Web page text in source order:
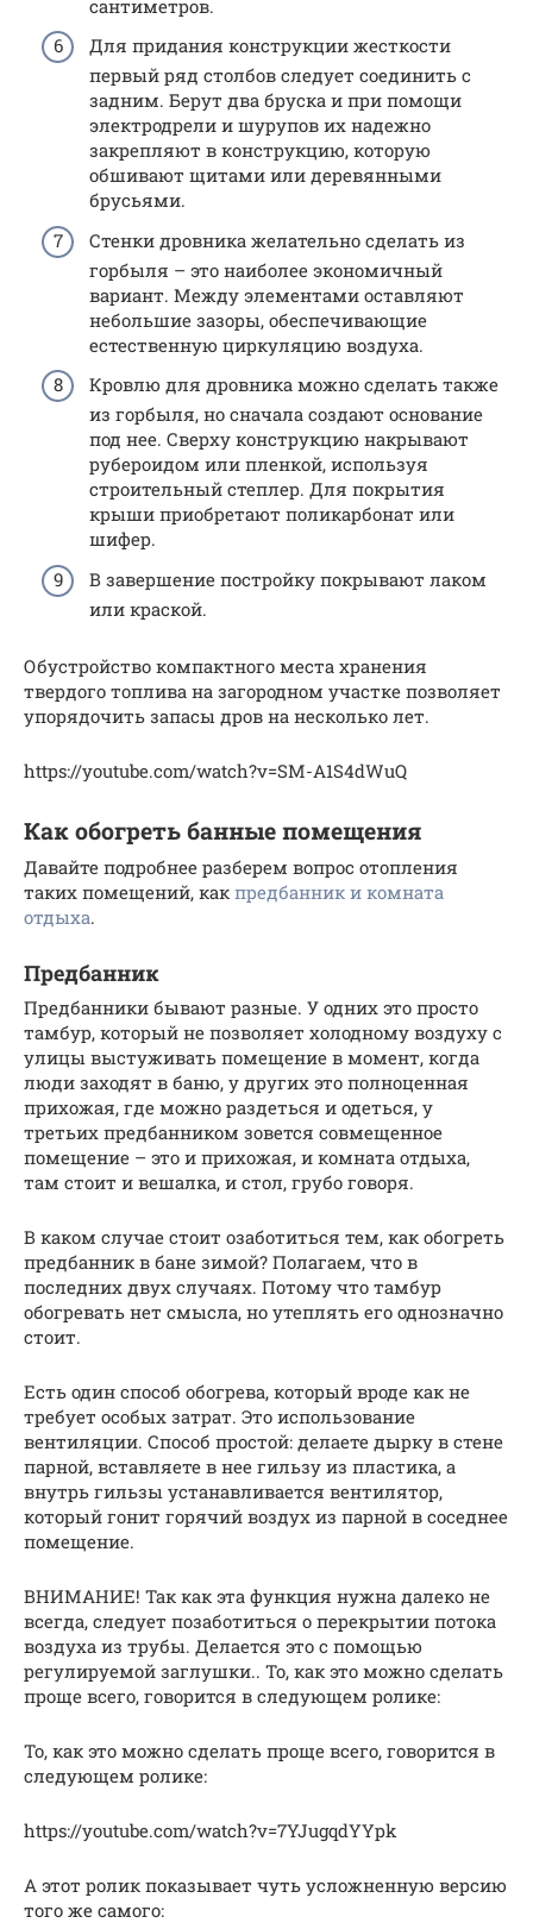
сантиметров.
Для придания конструкции жесткости
первый ряд столбов следует соединить с
задним. Берут два бруска и при помощи
электродрели и шурупов их надежно
закрепляют в конструкцию, которую
обшивают щитами или деревянными
брусьями.
Стенки дровника желательно сделать из
горбыля – это наиболее экономичный
вариант. Между элементами оставляют
небольшие зазоры, обеспечивающие
естественную циркуляцию воздуха.
Кровлю для дровника можно сделать также
из горбыля, но сначала создают основание
под нее. Сверху конструкцию накрывают
рубероидом или пленкой, используя
строительный степлер. Для покрытия
крыши приобретают поликарбонат или
шифер.
В завершение постройку покрывают лаком
или краской.
Обустройство компактного места хранения
твердого топлива на загородном участке позволяет
упорядочить запасы дров на несколько лет.
https://youtube.com/watch?v=SM-A1S4dWuQ
Как обогреть банные помещения
Давайте подробнее разберем вопрос отопления
таких помещений, как предбанник и комната
отдыха.
Предбанник
Предбанники бывают разные. У одних это просто
тамбур, который не позволяет холодному воздуху с
улицы выстуживать помещение в момент, когда
люди заходят в баню, у других это полноценная
прихожая, где можно раздеться и одеться, у
третьих предбанником зовется совмещенное
помещение – это и прихожая, и комната отдыха,
там стоит и вешалка, и стол, грубо говоря.
В каком случае стоит озаботиться тем, как обогреть
предбанник в бане зимой? Полагаем, что в
последних двух случаях. Потому что тамбур
обогревать нет смысла, но утеплять его однозначно
стоит.
Есть один способ обогрева, который вроде как не
требует особых затрат. Это использование
вентиляции. Способ простой: делаете дырку в стене
парной, вставляете в нее гильзу из пластика, а
внутрь гильзы устанавливается вентилятор,
который гонит горячий воздух из парной в соседнее
помещение.
ВНИМАНИЕ! Так как эта функция нужна далеко не
всегда, следует позаботиться о перекрытии потока
воздуха из трубы. Делается это с помощью
регулируемой заглушки.. То, как это можно сделать
проще всего, говорится в следующем ролике:
То, как это можно сделать проще всего, говорится в
следующем ролике:
https://youtube.com/watch?v=7YJugqdYYpk
А этот ролик показывает чуть усложненную версию
того же самого: